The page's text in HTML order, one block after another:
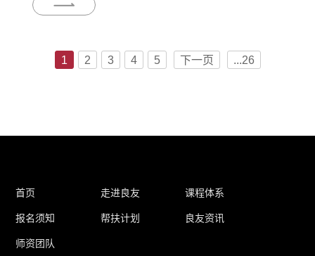
1 2 3 4 5 下一页 ...26
首页 走进良友 课程体系
报名须知 帮扶计划 良友资讯
师资团队